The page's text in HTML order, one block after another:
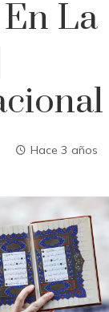
La
Hace 3 años